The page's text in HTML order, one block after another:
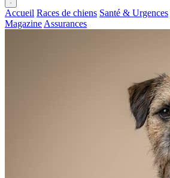
Accueil Races de chiens Santé & Urgences
Magazine Assurances